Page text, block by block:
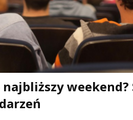
najbliższy